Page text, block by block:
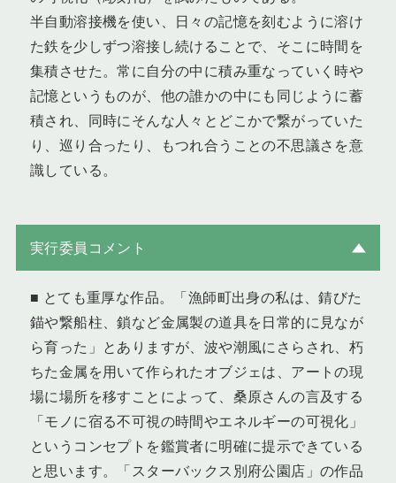
半自動溶接機を使い、日々の記憶を刻むように溶け
た鉄を少しずつ溶接し続けることで、そこに時間を
集積させた。常に自分の中に積み重なっていく時や
記憶というものが、他の誰かの中にも同じように蓄
積され、同時にそんな人々とどこかで繋がっていた
り、巡り合ったり、もつれ合うことの不思議さを意
識している。
実行委員コメント
■ とても重厚な作品。「漁師町出身の私は、錆びた
錨や繋船柱、鎖など金属製の道具を日常的に見なが
ら育った」とありますが、波や潮風にさらされ、朽
ちた金属を用いて作られたオブジェは、アートの現
場に場所を移すことによって、桑原さんの言及する
「モノに宿る不可視の時間やエネルギーの可視化」
というコンセプトを鑑賞者に明確に提示できている
と思います。「スターバックス別府公園店」の作品